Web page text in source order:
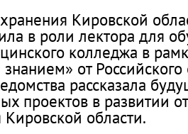
Кировской
в роли лектора для
колледжа в
от
рассказала
проектов в развитии
области.